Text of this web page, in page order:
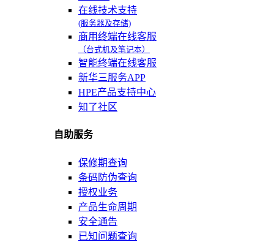
在线技术支持
(服务器及存储)
商用终端在线客服
（台式机及笔记本）
智能终端在线客服
新华三服务APP
HPE产品支持中心
知了社区
自助服务
保修期查询
条码防伪查询
授权业务
产品生命周期
安全通告
已知问题查询